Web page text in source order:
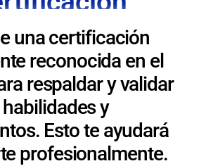
una certificación
reconocida en el
respaldar y validar
y
Esto te ayudará
profesionalmente.